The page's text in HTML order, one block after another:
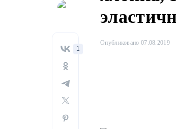
1
Опубликовано 07.08.2019